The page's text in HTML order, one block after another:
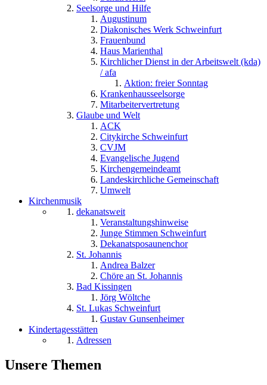
Seelsorge und Hilfe
Augustinum
Diakonisches Werk Schweinfurt
Frauenbund
Haus Marienthal
Kirchlicher Dienst in der Arbeitswelt (kda)
/ afa
Aktion: freier Sonntag
Krankenhausseelsorge
Mitarbeitervertretung
Glaube und Welt
ACK
Citykirche Schweinfurt
CVJM
Evangelische Jugend
Kirchengemeindeamt
Landeskirchliche Gemeinschaft
Umwelt
Kirchenmusik
dekanatsweit
Veranstaltungshinweise
Junge Stimmen Schweinfurt
Dekanatsposaunenchor
St. Johannis
Andrea Balzer
Chöre an St. Johannis
Bad Kissingen
Jörg Wöltche
St. Lukas Schweinfurt
Gustav Gunsenheimer
Kindertagesstätten
Adressen
Unsere Themen